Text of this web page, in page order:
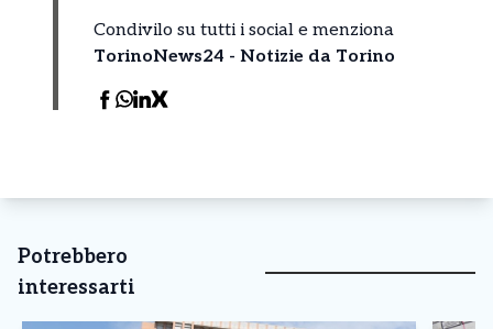
Condivilo su tutti i social e menziona
TorinoNews24 - Notizie da Torino
Potrebbero
interessarti